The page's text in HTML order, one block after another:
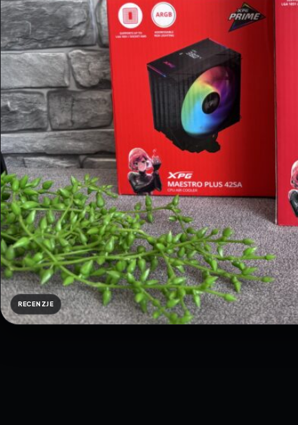
RECENZJE